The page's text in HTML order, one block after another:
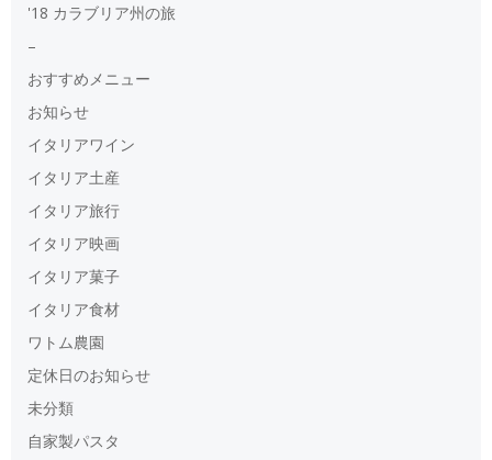
'18 カラブリア州の旅
–
おすすめメニュー
お知らせ
イタリアワイン
イタリア土産
イタリア旅行
イタリア映画
イタリア菓子
イタリア食材
ワトム農園
定休日のお知らせ
未分類
自家製パスタ